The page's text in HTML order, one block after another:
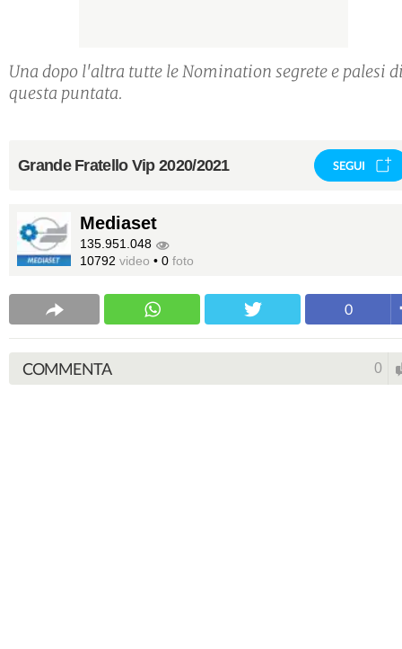
Una dopo l'altra tutte le Nomination segrete e palesi
questa puntata.
Grande Fratello Vip 2020/2021 SEGUI
Mediaset
135.951.048
10792 video • 0 foto
0
COMMENTA 0